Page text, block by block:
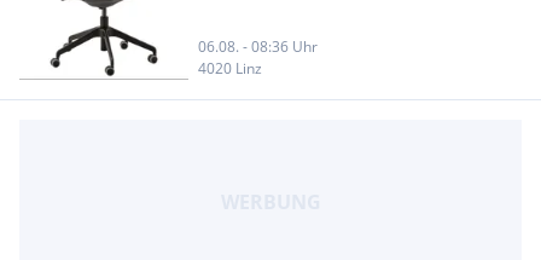
06.08. - 08:36 Uhr
4020 Linz